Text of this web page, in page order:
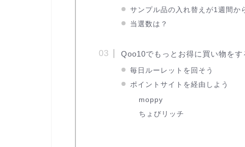
サンプル品の入れ替えが1週間か
当選数は？
Qoo10でもっとお得に買い物をす
毎日ルーレットを回そう
ポイントサイトを経由しよう
moppy
ちょびリッチ